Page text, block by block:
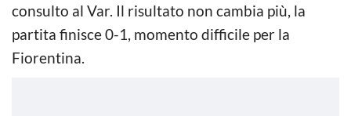
consulto al Var. Il risultato non cambia più, la
partita finisce 0-1, momento difficile per la
Fiorentina.